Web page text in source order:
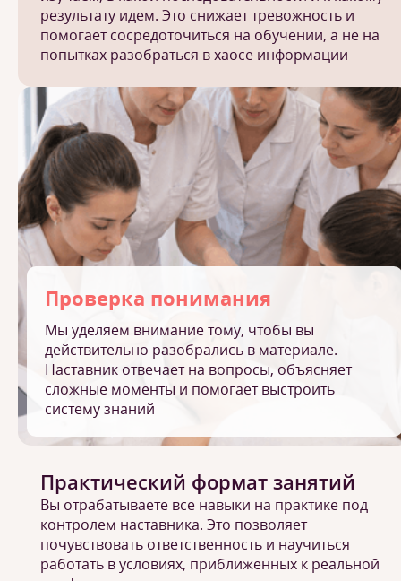
результату идем. Это снижает тревожность и
помогает сосредоточиться на обучении, а не на
попытках разобраться в хаосе информации
Проверка понимания
Мы уделяем внимание тому, чтобы вы
действительно разобрались в материале.
Наставник отвечает на вопросы, объясняет
сложные моменты и помогает выстроить
систему знаний
Практический формат занятий
Вы отрабатываете все навыки на практике под
контролем наставника. Это позволяет
почувствовать ответственность и научиться
работать в условиях, приближенных к реальной